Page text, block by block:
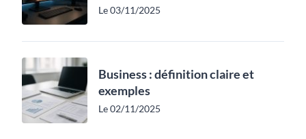
Le 03/11/2025
Business : définition claire et
exemples
Le 02/11/2025